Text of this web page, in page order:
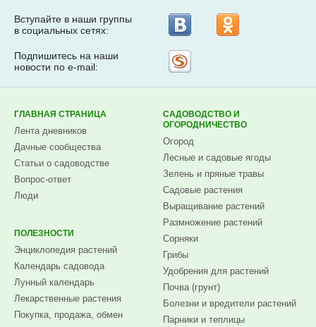
Вступайте в наши группы
в социальных сетях:
Подпишитесь на наши
новости по e-mail:
ГЛАВНАЯ СТРАНИЦА
Лента дневников
Дачные сообщества
Статьи о садоводстве
Вопрос-ответ
Люди
ПОЛЕЗНОСТИ
Энциклопедия растений
Календарь садовода
Лунный календарь
Лекарственные растения
Покупка, продажа, обмен
САДОВОДСТВО И
ОГОРОДНИЧЕСТВО
Огород
Лесные и садовые ягоды
Зелень и пряные травы
Садовые растения
Выращивание растений
Размножение растений
Сорняки
Грибы
Удобрения для растений
Почва (грунт)
Болезни и вредители растений
Парники и теплицы